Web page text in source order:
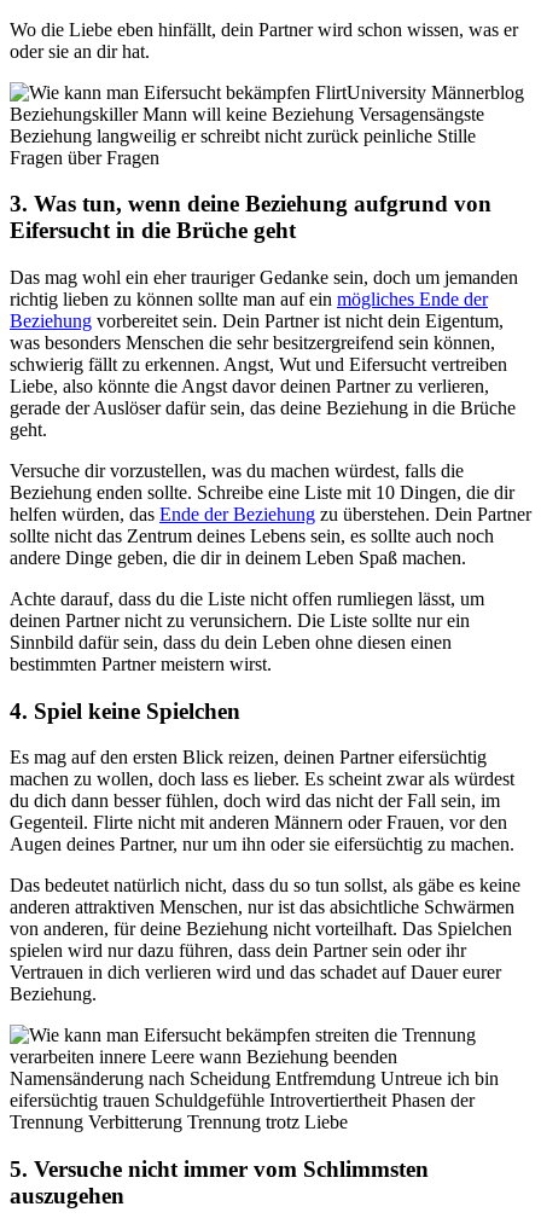
Wo die Liebe eben hinfällt, dein Partner wird schon wissen, was er
oder sie an dir hat.
3. Was tun, wenn deine Beziehung aufgrund von
Eifersucht in die Brüche geht
Das mag wohl ein eher trauriger Gedanke sein, doch um jemanden
richtig lieben zu können sollte man auf ein mögliches Ende der
Beziehung vorbereitet sein. Dein Partner ist nicht dein Eigentum,
was besonders Menschen die sehr besitzergreifend sein können,
schwierig fällt zu erkennen. Angst, Wut und Eifersucht vertreiben
Liebe, also könnte die Angst davor deinen Partner zu verlieren,
gerade der Auslöser dafür sein, das deine Beziehung in die Brüche
geht.
Versuche dir vorzustellen, was du machen würdest, falls die
Beziehung enden sollte. Schreibe eine Liste mit 10 Dingen, die dir
helfen würden, das Ende der Beziehung zu überstehen. Dein Partner
sollte nicht das Zentrum deines Lebens sein, es sollte auch noch
andere Dinge geben, die dir in deinem Leben Spaß machen.
Achte darauf, dass du die Liste nicht offen rumliegen lässt, um
deinen Partner nicht zu verunsichern. Die Liste sollte nur ein
Sinnbild dafür sein, dass du dein Leben ohne diesen einen
bestimmten Partner meistern wirst.
4. Spiel keine Spielchen
Es mag auf den ersten Blick reizen, deinen Partner eifersüchtig
machen zu wollen, doch lass es lieber. Es scheint zwar als würdest
du dich dann besser fühlen, doch wird das nicht der Fall sein, im
Gegenteil. Flirte nicht mit anderen Männern oder Frauen, vor den
Augen deines Partner, nur um ihn oder sie eifersüchtig zu machen.
Das bedeutet natürlich nicht, dass du so tun sollst, als gäbe es keine
anderen attraktiven Menschen, nur ist das absichtliche Schwärmen
von anderen, für deine Beziehung nicht vorteilhaft. Das Spielchen
spielen wird nur dazu führen, dass dein Partner sein oder ihr
Vertrauen in dich verlieren wird und das schadet auf Dauer eurer
Beziehung.
5. Versuche nicht immer vom Schlimmsten
auszugehen